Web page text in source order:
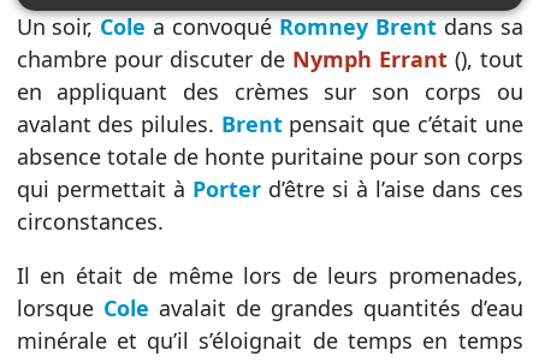
Un soir,Colea convoquéRomney Brentdans sa
chambre pour discuter de Nymph Errant(), tout
en appliquant des crèmes sur son corps ou
avalant des pilules. Brentpensait que c’était une
absence totale de honte puritaine pour son corps
qui permettait à Porterd’être si à l’aise dans ces
circonstances.
Il en était de même lors de leurs promenades,
lorsque Cole avalait de grandes quantités d’eau
minérale et qu’il s’éloignait de temps en temps